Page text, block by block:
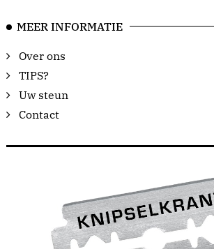
MEER INFORMATIE
Over ons
TIPS?
Uw steun
Contact